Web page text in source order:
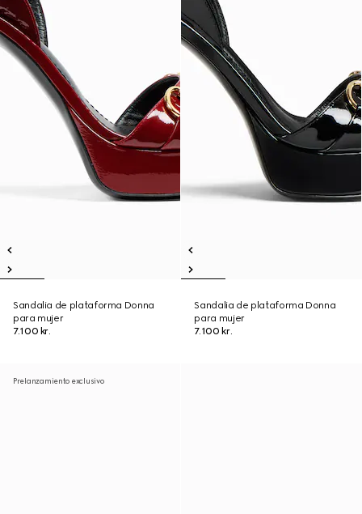
Sandalia de plataforma Donna
para mujer
7.100 kr.
Sandalia de plataforma Donna
para mujer
7.100 kr.
Prelanzamiento exclusivo